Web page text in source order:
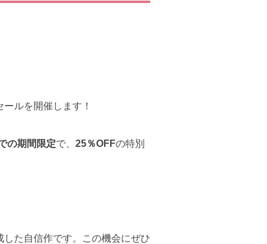
ルを開催します！
の期間限定で、 25％OFFの特別
た自信作です。この機会にぜひ